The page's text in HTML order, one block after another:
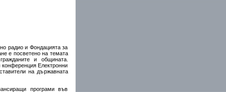
радио и Фондацията за
е посветено на темата
и общината.
Електронни
на държавната
програми във